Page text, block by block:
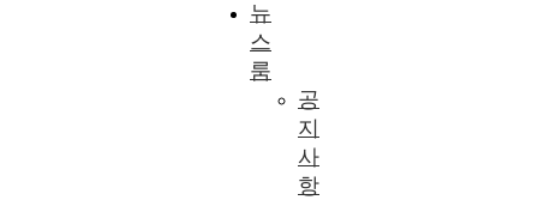
뉴
스
룸
공
지
사
항